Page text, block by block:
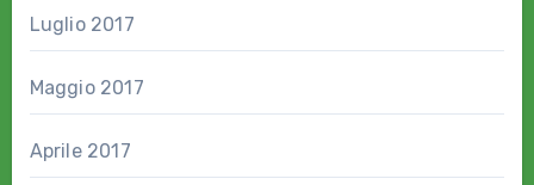
Luglio 2017
Maggio 2017
Aprile 2017